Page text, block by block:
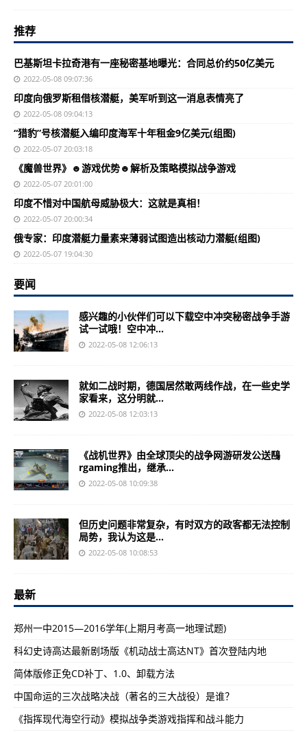
推荐
巴基斯坦卡拉奇港有一座秘密基地曝光：合同总价约50亿美元
2022-05-08 09:07:36
印度向俄罗斯租借核潜艇，美军听到这一消息表情亮了
2022-05-08 09:04:13
“猎豹”号核潜艇入编印度海军十年租金9亿美元(组图)
2022-05-07 20:03:18
《魔兽世界》☻游戏优势☻解析及策略模拟战争游戏
2022-05-07 20:01:00
印度不惜对中国航母威胁极大：这就是真相！
2022-05-07 20:00:34
俄专家：印度潜艇力量素来薄弱试图造出核动力潜艇(组图)
2022-05-07 19:04:30
要闻
感兴趣的小伙伴们可以下载空中冲突秘密战争手游
试一试哦！空中冲...
2022-05-08 12:06:13
就如二战时期，德国居然敢两线作战，在一些史学
家看来，这分明就...
2022-05-08 12:03:13
《战机世界》由全球顶尖的战争网游研发公送鴄
rgaming推出，继承...
2022-05-08 10:09:38
但历史问题非常复杂，有时双方的政客都无法控制
局势，我认为这是...
2022-05-08 10:08:53
最新
郑州一中2015—2016学年(上期月考高一地理试题)
科幻史诗高达最新剧场版《机动战士高达NT》首次登陆内地
简体版修正免CD补丁、1.0、卸载方法
中国命运的三次战略决战（著名的三大战役）是谁？
《指挥现代海空行动》模拟战争类游戏指挥和战斗能力